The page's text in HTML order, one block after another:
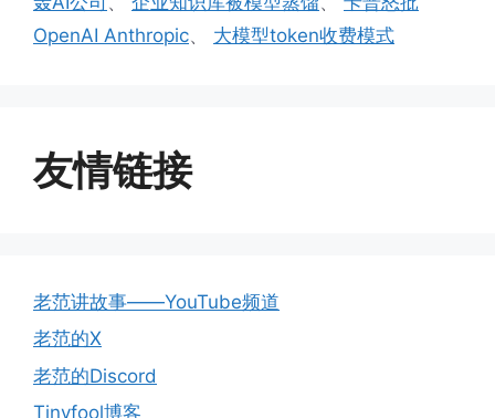
OpenAI Anthropic、 大模型token收费模式
友情链接
老范讲故事——YouTube频道
老范的X
老范的Discord
Tinyfool博客